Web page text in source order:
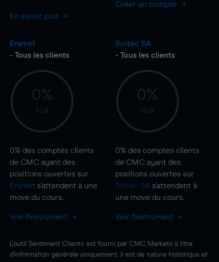
En savoir plus
Créer un compte
Eramet
- Tous les clients
0%
N/A
0% des comptes clients
de CMC ayant des
positions ouvertes sur
Eramet s'attendent à une
move du cours.
Voir l'instrument
Soitec SA
- Tous les clients
0%
N/A
0% des comptes clients
de CMC ayant des
positions ouvertes sur
Soitec SA s'attendent à
une move du cours.
Voir l'instrument
L'outil Sentiment Clients est fourni par CMC Markets à titre
d'information générale uniquement, il est de nature historique et